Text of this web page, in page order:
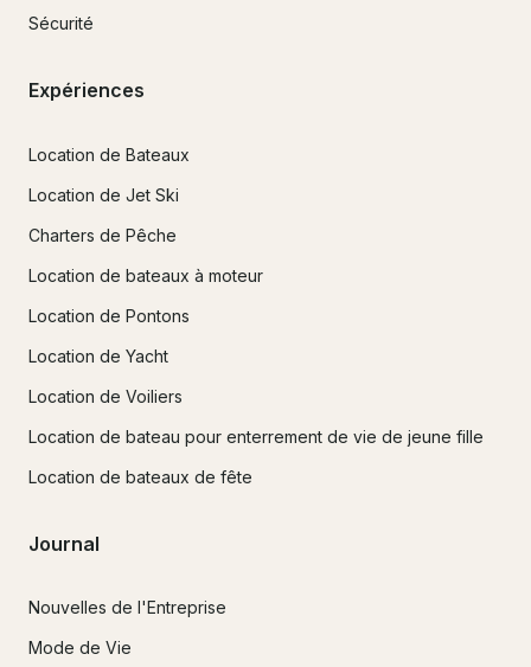
Sécurité
Expériences
Location de Bateaux
Location de Jet Ski
Charters de Pêche
Location de bateaux à moteur
Location de Pontons
Location de Yacht
Location de Voiliers
Location de bateau pour enterrement de vie de jeune fille
Location de bateaux de fête
Journal
Nouvelles de l'Entreprise
Mode de Vie